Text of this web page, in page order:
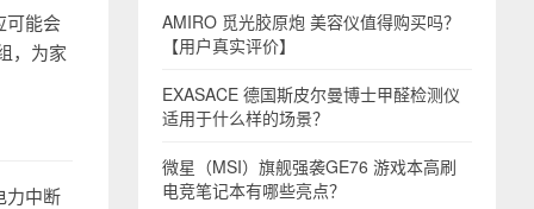
可能会
，为家
力中断
AMIRO 觅光胶原炮 美容仪值得购买吗？
【用户真实评价】
EXASACE 德国斯皮尔曼博士甲醛检测仪
适用于什么样的场景？
微星（MSI）旗舰强袭GE76 游戏本高刷
电竞笔记本有哪些亮点？